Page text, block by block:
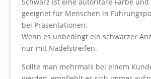
geeignet für Menschen in
bei Präsentationen.
Wenn es unbedingt ein schwarzer
nur mit Nadelstreifen.
Sollte man mehrmals bei einem